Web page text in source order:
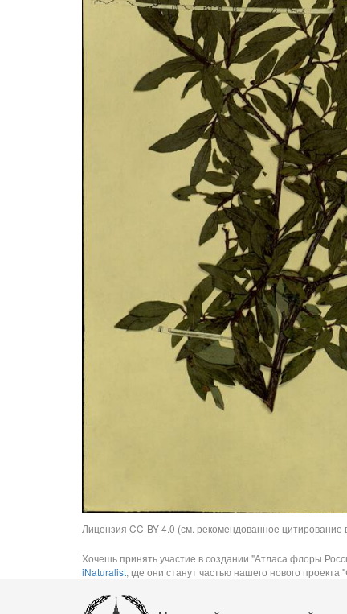
Лицензия CC-BY 4.0 (см. рекомендованное
Хочешь принять участие в создании "Атласа флоры
iNaturalist, где они станут частью нашего нового